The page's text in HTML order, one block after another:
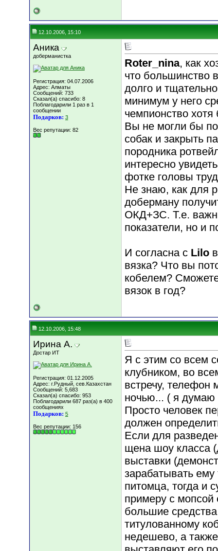
12.10.2006, 15:10
Аника
доберманистка
Регистрация: 04.07.2006
Адрес: Алматы
Сообщений: 733
Сказал(а) спасибо: 8
Поблагодарили 1 раз в 1
сообщении
Подарков: 3
Вес репутации: 82
Roter_nina, как
что большинство
долго и
минимум у него
чемпионство
Вы не могли бы
собак и закрыть
породника
интересно
фотке головы
Не знаю, как для
доберману
ОКД+ЗС. Т.е.
показатели, но и
И согласна с Lilo
вязка? Что вы
кобелем?
вязок в год?
12.10.2006, 15:48
Ирина А.
Достар ИТ
Регистрация: 01.12.2005
Адрес: г.Рудный, сев.Казахстан
Сообщений: 5,683
Сказал(а) спасибо: 953
Поблагодарили 687 раз(а) в 400
сообщениях
Подарков: 5
Вес репутации: 156
Я с этим со всем
клубником, во
встречу, телефон
ночью... ( я думаю
Просто человек
должен
Если для
щена шоу класса
выставки
зарабатывать
питомца, тогда и
примеру с мопсой
большие средства
титулованному
недешево, а